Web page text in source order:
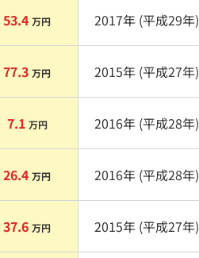
53.4 万円 2017年 (平成29年)
77.3 万円 2015年 (平成27年)
7.1 万円 2016年 (平成28年)
26.4 万円 2016年 (平成28年)
37.6 万円 2015年 (平成27年)